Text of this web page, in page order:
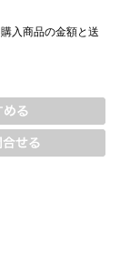
入商品の金額と送